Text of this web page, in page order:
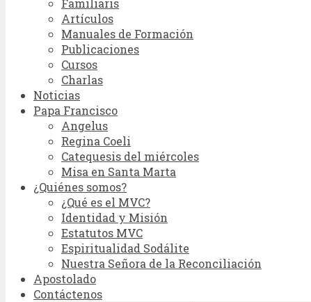
Familiaris
Artículos
Manuales de Formación
Publicaciones
Cursos
Charlas
Noticias
Papa Francisco
Angelus
Regina Coeli
Catequesis del miércoles
Misa en Santa Marta
¿Quiénes somos?
¿Qué es el MVC?
Identidad y Misión
Estatutos MVC
Espiritualidad Sodálite
Nuestra Señora de la Reconciliación
Apostolado
Contáctenos